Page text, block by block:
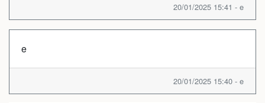
20/01/2025 15:41 - e
e
20/01/2025 15:40 - e